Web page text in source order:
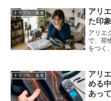
ードバ
安全と
トラブル・返金
アリ
た印
アリエ
で、荷
をつく
烈だっ
トラブル・返金
アリ
める
あっ